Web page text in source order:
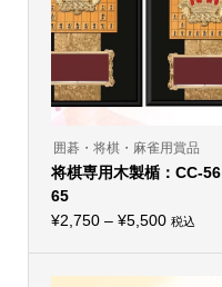
囲碁・将棋・麻雀用賞品
将棋専用木製楯：CC-56
65
¥2,750 – ¥5,500価税込
の